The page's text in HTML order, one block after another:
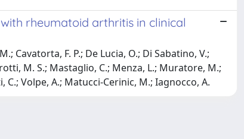
rheumatoid arthritis in clinical
Cavatorta, F. P.; De Lucia, O.; Di Sabatino, V.;
M. S.; Mastaglio, C.; Menza, L.; Muratore, M.;
C.; Volpe, A.; Matucci-Cerinic, M.; Iagnocco, A.